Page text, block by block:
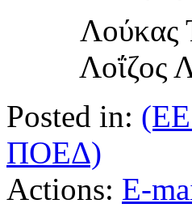
Λοΐζος
Posted in:
ΠΟΕΔ)
Actions: E-